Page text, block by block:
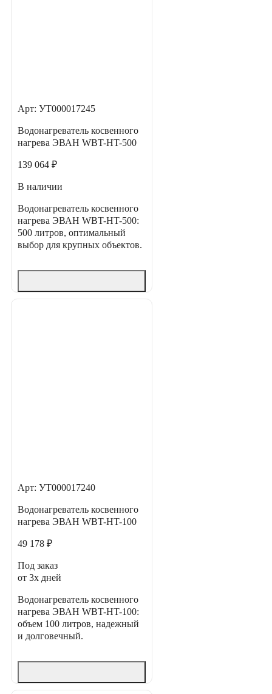
Арт: УТ000017245
Водонагреватель косвенного
нагрева ЭВАН WBT-HT-500
139 064 ₽
В наличии
Водонагреватель косвенного
нагрева ЭВАН WBT-HT-500:
500 литров, оптимальный
выбор для крупных объектов.
Арт: УТ000017240
Водонагреватель косвенного
нагрева ЭВАН WBT-HT-100
49 178 ₽
Под заказ
от 3х дней
Водонагреватель косвенного
нагрева ЭВАН WBT-HT-100:
объем 100 литров, надежный
и долговечный.